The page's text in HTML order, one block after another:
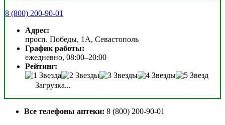
8 (800) 200-90-01
Адрес:
просп. Победы, 1А, Севастополь
График работы:
ежедневно, 08:00–20:00
Рейтинг:
Загрузка...
Все телефоны аптеки: 8 (800) 200-90-01